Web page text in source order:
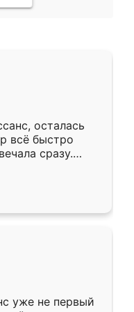
осталась
всё быстро
сразу.
подошёл к
Собрали
даже
уже не первый